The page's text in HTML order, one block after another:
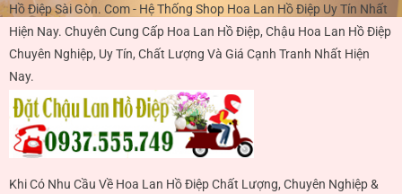
Hồ Điệp Sài Gòn. Com - Hệ Thống Shop Hoa Lan Hồ Điệp Uy Tín Nhất
Hiện Nay. Chuyên Cung Cấp Hoa Lan Hồ Điệp, Chậu Hoa Lan Hồ Điệp
Chuyên Nghiệp, Uy Tín, Chất Lượng Và Giá Cạnh Tranh Nhất Hiện
Nay.
Khi Có Nhu Cầu Về Hoa Lan Hồ Điệp Chất Lượng, Chuyên Nghiệp &